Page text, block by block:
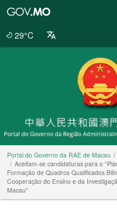
29°C
Portal do Governo da RAE de Macau
Aceitam-se candidaturas para o
Formação de Quadros Qualificados
Cooperação do Ensino e da
Macau”